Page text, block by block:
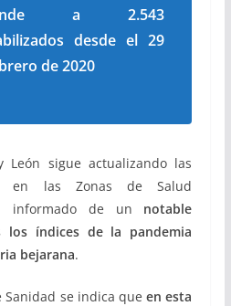
a 2.543
desde el 29
de 2020
León sigue actualizando las
en las Zonas de Salud
informado de un notable
los índices de la pandemia
bejarana.
Sanidad se indica queen esta